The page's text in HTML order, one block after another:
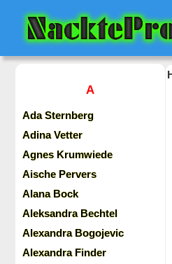
A
Ada Sternberg
Adina Vetter
Agnes Krumwiede
Aische Pervers
Alana Bock
Aleksandra Bechtel
Alexandra Bogojevic
Alexandra Finder